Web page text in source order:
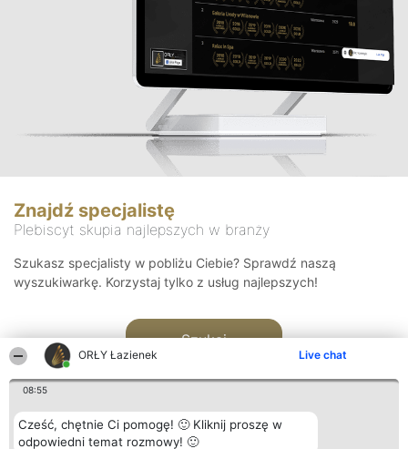
ORŁY Łazienek Live chat
08:55
Cześć, chętnie Ci pomogę! 🙂 Kliknij proszę w
odpowiedni temat rozmowy! 🙂
Znajdź specjalistę
Plebiscyt skupia najlepszych w branży
Szukasz specjalisty w pobliżu Ciebie? Sprawdź naszą
wyszukiwarkę. Korzystaj tylko z usług najlepszych!
Szukaj